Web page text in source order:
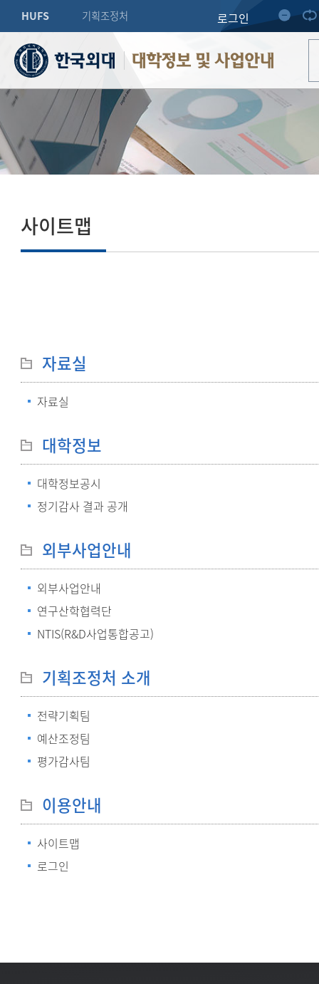
HUFS 기획조정처 로그인
대학정보 및 사업안내
사이트맵
자료실
자료실
대학정보
대학정보공시
정기감사 결과 공개
외부사업안내
외부사업안내
연구산학협력단
NTIS(R&D사업통합공고)
기획조정처 소개
전략기획팀
예산조정팀
평가감사팀
이용안내
사이트맵
로그인